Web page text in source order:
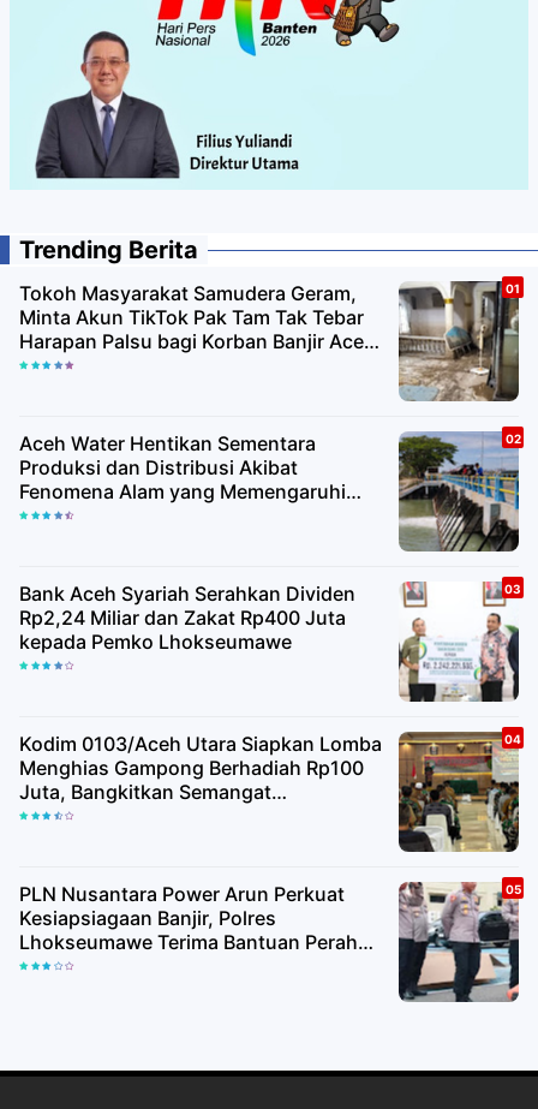
Trending Berita
Tokoh Masyarakat Samudera Geram,
Minta Akun TikTok Pak Tam Tak Tebar
Harapan Palsu bagi Korban Banjir Aceh
Utara
Aceh Water Hentikan Sementara
Produksi dan Distribusi Akibat
Fenomena Alam yang Memengaruhi
Kualitas Air Baku
Bank Aceh Syariah Serahkan Dividen
Rp2,24 Miliar dan Zakat Rp400 Juta
kepada Pemko Lhokseumawe
Kodim 0103/Aceh Utara Siapkan Lomba
Menghias Gampong Berhadiah Rp100
Juta, Bangkitkan Semangat
Kemerdekaan hingga Pelosok Desa
PLN Nusantara Power Arun Perkuat
Kesiapsiagaan Banjir, Polres
Lhokseumawe Terima Bantuan Perahu
Karet